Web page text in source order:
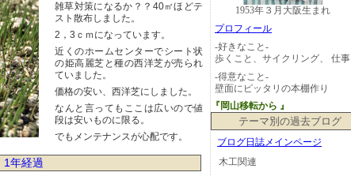
雑草対策になるか？？40㎡ほどテ
スト散布しました。
2，3ｃｍになっています。
近くのホームセンターでシート状
の姫高麗芝と種の西洋芝が売られ
ていました。
価格の安い、西洋芝にしました。
なんと言ってもここは広いので値
段は安いものに限る。
でもメンテナンスが心配です。
年経過
1953年３月大阪生まれ
プロフィール
-好きなこと-
歩くこと、サイクリング、 仕事
-得意なこと-
壁面にピッタリの本棚作り
『岡山移転から 』
テーマ別の過去ブログ
ブログ日誌メインページ
木工関連